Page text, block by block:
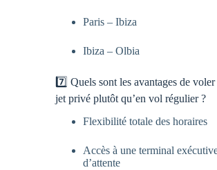
Paris – Ibiza
Ibiza – Olbia
7️⃣ Quels sont les avantages de
jet privé plutôt qu’en vol régulier ?
Flexibilité totale des horaires
Accès à une terminal
d’attente